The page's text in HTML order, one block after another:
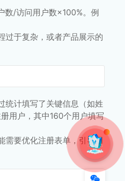
数/访问用户数×100%。例
过于复杂，或者产品展示的
统计填写了关键信息（如姓
用户，其中160个用户填写
需要优化注册表单，引导用